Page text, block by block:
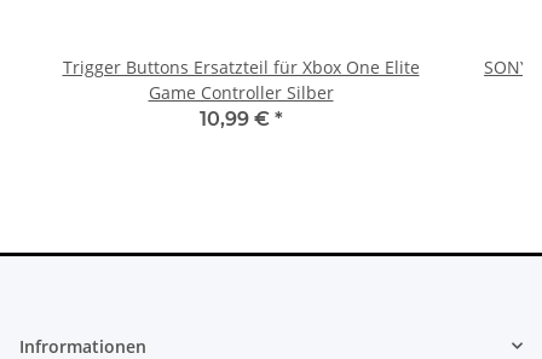
Trigger Buttons Ersatzteil für Xbox One Elite
Game Controller Silber
10,99 € *
SONY
Infrormationen